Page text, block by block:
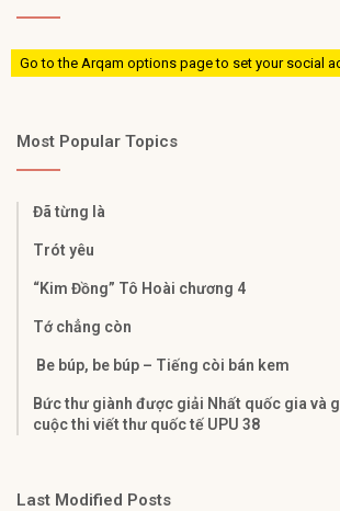
Go to the Arqam options page to set your social
Most Popular Topics
Đã từng là
Trót yêu
“Kim Đồng” Tô Hoài chương 4
Tớ chẳng còn
Be búp, be búp – Tiếng còi bán kem
Bức thư giành được giải Nhất quốc gia và
cuộc thi viết thư quốc tế UPU 38
Last Modified Posts